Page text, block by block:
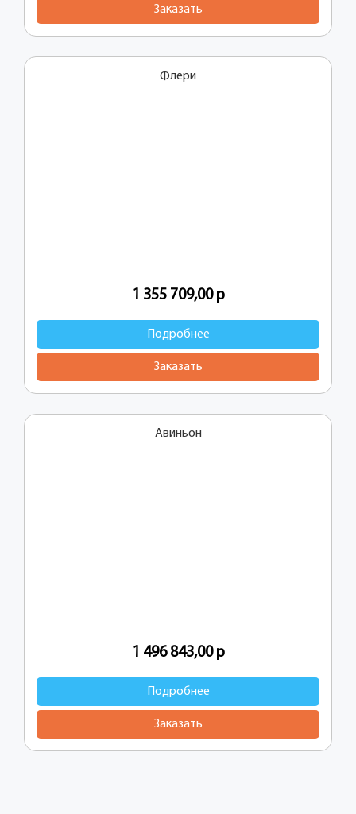
Заказать
Флери
1 355 709,00 р
Подробнее
Заказать
Авиньон
1 496 843,00 р
Подробнее
Заказать